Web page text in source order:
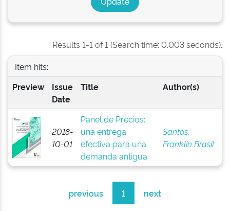
Results 1-1 of 1 (Search time: 0.003 seconds).
Item hits:
Preview
Issue
Date
Title Author(s)
2018-
10-01
Panel de Precios:
una entrega
efectiva para una
demanda antigua
Santos,
Franklin Brasil
previous 1 next